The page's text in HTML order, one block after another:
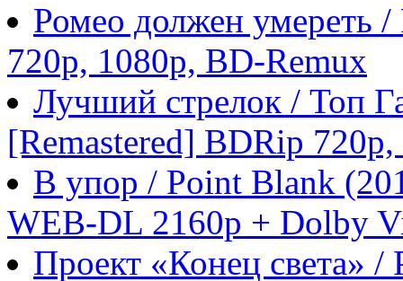
Ромео должен умереть
720p, 1080p, BD-Remux
Лучший стрелок / Топ
[Remastered] BDRip
В упор / Point Blank
WEB-DL 2160p + Dolby
Проект «Конец света»